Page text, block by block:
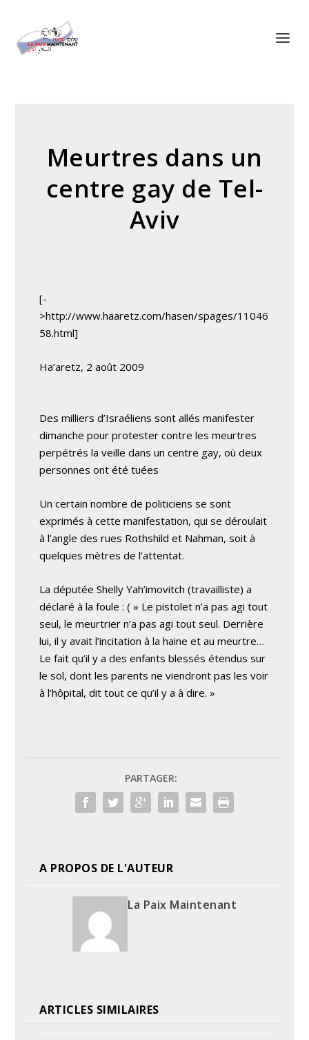
Meurtres dans un
centre gay de Tel-
Aviv
[-
>http://www.haaretz.com/hasen/spages/11046
58.html]
Ha’aretz, 2 août 2009
Des milliers d’Israéliens sont allés manifester
dimanche pour protester contre les meurtres
perpétrés la veille dans un centre gay, où deux
personnes ont été tuées
Un certain nombre de politiciens se sont
exprimés à cette manifestation, qui se déroulait
à l’angle des rues Rothshild et Nahman, soit à
quelques mètres de l’attentat.
La députée Shelly Yah’imovitch (travailliste) a
déclaré à la foule : ( » Le pistolet n’a pas agi tout
seul, le meurtrier n’a pas agi tout seul. Derrière
lui, il y avait l’incitation à la haine et au meurtre…
Le fait qu’il y a des enfants blessés étendus sur
le sol, dont les parents ne viendront pas les voir
à l’hôpital, dit tout ce qu’il y a à dire. »
PARTAGER:
A PROPOS DE L'AUTEUR
La Paix Maintenant
ARTICLES SIMILAIRES